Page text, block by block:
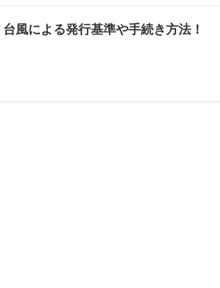
風による発行基準や手続き方法！